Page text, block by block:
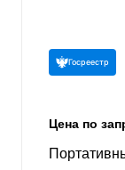
Госреестр
Цена по